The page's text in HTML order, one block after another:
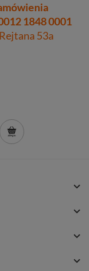
1848 0001
53a